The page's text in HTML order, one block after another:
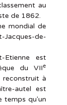
au
de 1862.
mondial de
Jacques-de-
Etienne est
du VIIe
reconstruit à
autel est
temps qu'un